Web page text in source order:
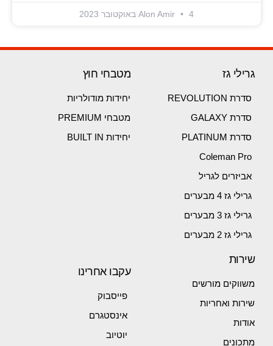
Alon Amir 4 באוקטובר 2023
גרילי גז
סדרת REVOLUTION
סדרת GALAXY
סדרת PLATINUM
Coleman Pro
אביזרים לגריל
גרילי גז 4 מבערים
גרילי גז 3 מבערים
גרילי גז 2 מבערים
מטבחי חוץ
יחידות מודולריות
מטבחי PREMIUM
יחידות BUILT IN
שירות
משווקים מורשים
שירות ואחריות
אודות
מתכונים
עקבו אחרינו
פייסבוק
אינסטגרם
יוטיוב